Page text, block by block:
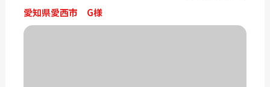
愛知県愛西市 G様